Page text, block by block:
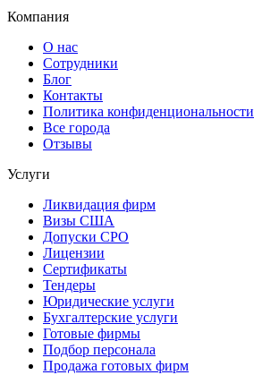
Компания
О нас
Сотрудники
Блог
Контакты
Политика конфиденциональности
Все города
Отзывы
Услуги
Ликвидация фирм
Визы США
Допуски СРО
Лицензии
Сертификаты
Тендеры
Юридические услуги
Бухгалтерские услуги
Готовые фирмы
Подбор персонала
Продажа готовых фирм